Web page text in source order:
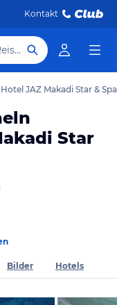
Kontakt
Hotel, Reiseziel
JAZ Makadi Star & Spa
Star
Bilder Hotels